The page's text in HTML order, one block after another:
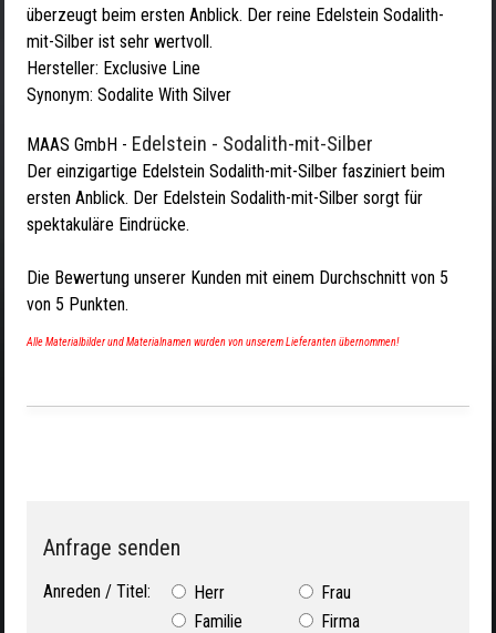
überzeugt beim ersten Anblick. Der reine Edelstein Sodalith-
mit-Silber ist sehr wertvoll.
Hersteller: Exclusive Line
Synonym: Sodalite With Silver
MAAS GmbH - Edelstein - Sodalith-mit-Silber
Der einzigartige Edelstein Sodalith-mit-Silber fasziniert beim
ersten Anblick. Der Edelstein Sodalith-mit-Silber sorgt für
spektakuläre Eindrücke.
Die Bewertung unserer Kunden mit einem Durchschnitt von 5
von 5 Punkten.
Alle Materialbilder und Materialnamen wurden von unserem Lieferanten übernommen!
Anfrage senden
Anreden / Titel: Herr
Frau
Familie
Firma